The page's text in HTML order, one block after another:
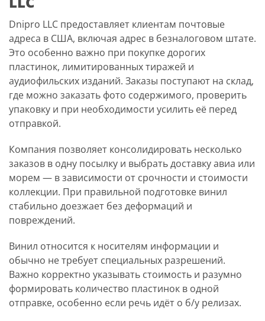
Dnipro LLC предоставляет клиентам почтовые
адреса в США, включая адрес в безналоговом штате.
Это особенно важно при покупке дорогих
пластинок, лимитированных тиражей и
аудиофильских изданий. Заказы поступают на склад,
где можно заказать фото содержимого, проверить
упаковку и при необходимости усилить её перед
отправкой.
Компания позволяет консолидировать несколько
заказов в одну посылку и выбрать доставку авиа или
морем — в зависимости от срочности и стоимости
коллекции. При правильной подготовке винил
стабильно доезжает без деформаций и
повреждений.
Винил относится к носителям информации и
обычно не требует специальных разрешений.
Важно корректно указывать стоимость и разумно
формировать количество пластинок в одной
отправке, особенно если речь идёт о б/у релизах.